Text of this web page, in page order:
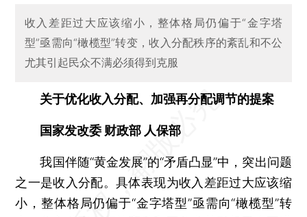
收入差距过大应该缩小，整体格局仍偏于“金字塔
型”亟需向“橄榄型”转变，收入分配秩序的紊乱和不公
尤其引起民众不满必须得到克服
关于优化收入分配、加强再分配调节的提案
国家发改委 财政部 人保部
我国伴随“黄金发展”的“矛盾凸显”中，突出问题
之一是收入分配。具体表现为收入差距过大应该缩
小，整体格局仍偏于“金字塔型”亟需向“橄榄型”转